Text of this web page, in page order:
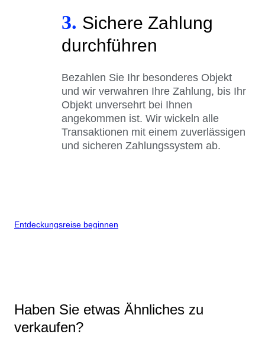
3. Sichere Zahlung
durchführen
Bezahlen Sie Ihr besonderes Objekt
und wir verwahren Ihre Zahlung, bis Ihr
Objekt unversehrt bei Ihnen
angekommen ist. Wir wickeln alle
Transaktionen mit einem zuverlässigen
und sicheren Zahlungssystem ab.
Entdeckungsreise beginnen
Haben Sie etwas Ähnliches zu
verkaufen?